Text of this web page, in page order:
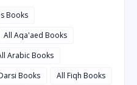
Books
All Aqa'aed Books
Arabic Books
Books
All Fiqh Books